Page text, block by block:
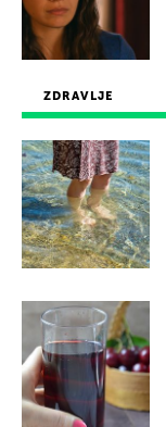
ZDRAVLJE